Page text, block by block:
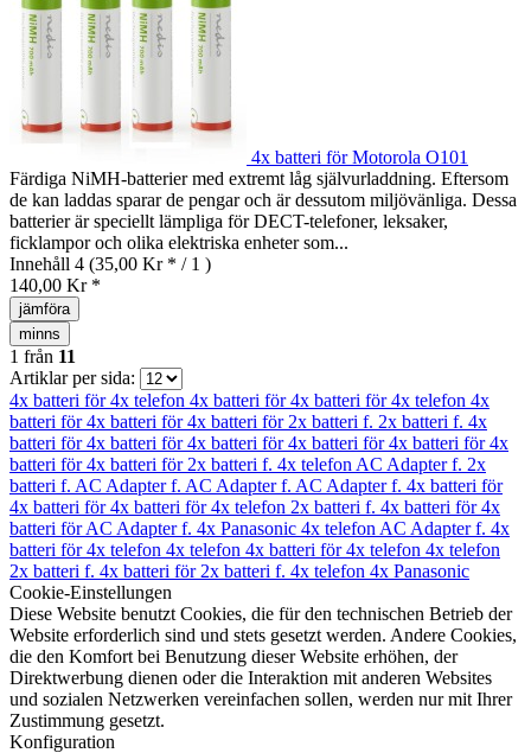
4x batteri för Motorola O101
Färdiga NiMH-batterier med extremt låg självurladdning. Eftersom
de kan laddas sparar de pengar och är dessutom miljövänliga. Dessa
batterier är speciellt lämpliga för DECT-telefoner, leksaker,
ficklampor och olika elektriska enheter som...
Innehåll 4 (35,00 Kr * / 1 )
140,00 Kr *
jämföra
minns
1 från 11
Artiklar per sida:
4x batteri för4x telefon 4x batteri för4x batteri för4x telefon 4x
batteri för4x batteri för4x batteri för 2x batteri f. 2x batteri f. 4x
batteri för4x batteri för4x batteri för4x batteri för4x batteri för4x
batteri för4x batteri för 2x batteri f. 4x telefon AC Adapter f. 2x
batteri f. AC Adapter f. AC Adapter f. AC Adapter f. 4x batteri för
4x batteri för4x batteri för4x telefon 2x batteri f. 4x batteri för4x
batteri förAC Adapter f. 4x Panasonic 4x telefon AC Adapter f. 4x
batteri för4x telefon 4x telefon 4x batteri för4x telefon 4x telefon
2x batteri f. 4x batteri för 2x batteri f. 4x telefon 4x Panasonic
Cookie-Einstellungen
Diese Website benutzt Cookies, die für den technischen Betrieb der
Website erforderlich sind und stets gesetzt werden. Andere Cookies,
die den Komfort bei Benutzung dieser Website erhöhen, der
Direktwerbung dienen oder die Interaktion mit anderen Websites
und sozialen Netzwerken vereinfachen sollen, werden nur mit Ihrer
Zustimmung gesetzt.
Konfiguration